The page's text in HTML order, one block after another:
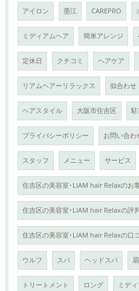
アイロン 墨江 CAREPRO
ミディアムヘア 簡単アレンジ
定休日 クチコミ ヘアケア
リアムヘアーリラックス 似合わせ
ヘアスタイル 大阪市住吉区
プライバシーポリシー お問い合わ
スタッフ メニュー サービス
住吉区の美容室･LIAM hair Relaxのお
住吉区の美容室･LIAM hair Relaxの評判
住吉区の美容室･LIAM hair Relaxの口
ウルフ スパ ヘッドスパ
トリートメント ロング ミデ